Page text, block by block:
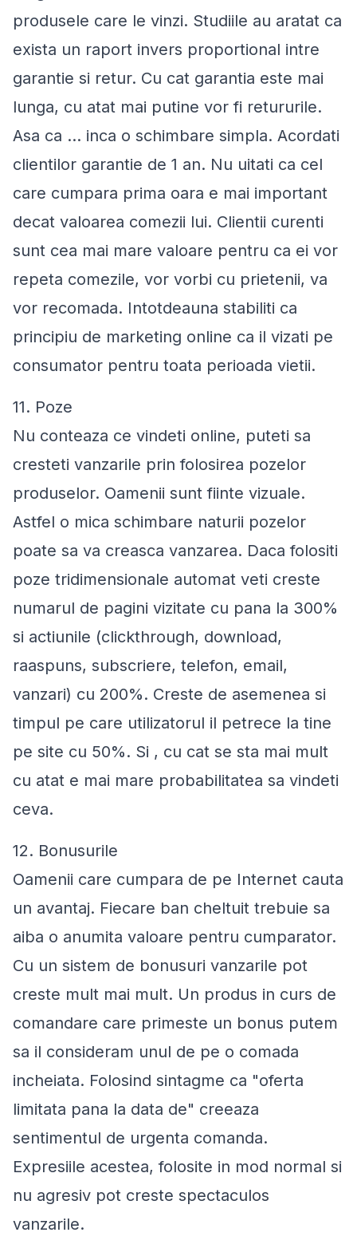
produsele care le vinzi. Studiile au aratat ca
exista un raport invers proportional intre
garantie si retur. Cu cat garantia este mai
lunga, cu atat mai putine vor fi retururile.
Asa ca ... inca o schimbare simpla. Acordati
clientilor garantie de 1 an. Nu uitati ca cel
care cumpara prima oara e mai important
decat valoarea comezii lui. Clientii curenti
sunt cea mai mare valoare pentru ca ei vor
repeta comezile, vor vorbi cu prietenii, va
vor recomada. Intotdeauna stabiliti ca
principiu de marketing online ca il vizati pe
consumator pentru toata perioada vietii.
11. Poze
Nu conteaza ce vindeti online, puteti sa
cresteti vanzarile prin folosirea pozelor
produselor. Oamenii sunt fiinte vizuale.
Astfel o mica schimbare naturii pozelor
poate sa va creasca vanzarea. Daca folositi
poze tridimensionale automat veti creste
numarul de pagini vizitate cu pana la 300%
si actiunile (clickthrough, download,
raaspuns, subscriere, telefon, email,
vanzari) cu 200%. Creste de asemenea si
timpul pe care utilizatorul il petrece la tine
pe site cu 50%. Si , cu cat se sta mai mult
cu atat e mai mare probabilitatea sa vindeti
ceva.
12. Bonusurile
Oamenii care cumpara de pe Internet cauta
un avantaj. Fiecare ban cheltuit trebuie sa
aiba o anumita valoare pentru cumparator.
Cu un sistem de bonusuri vanzarile pot
creste mult mai mult. Un produs in curs de
comandare care primeste un bonus putem
sa il consideram unul de pe o comada
incheiata. Folosind sintagme ca "oferta
limitata pana la data de" creeaza
sentimentul de urgenta comanda.
Expresiile acestea, folosite in mod normal si
nu agresiv pot creste spectaculos
vanzarile.